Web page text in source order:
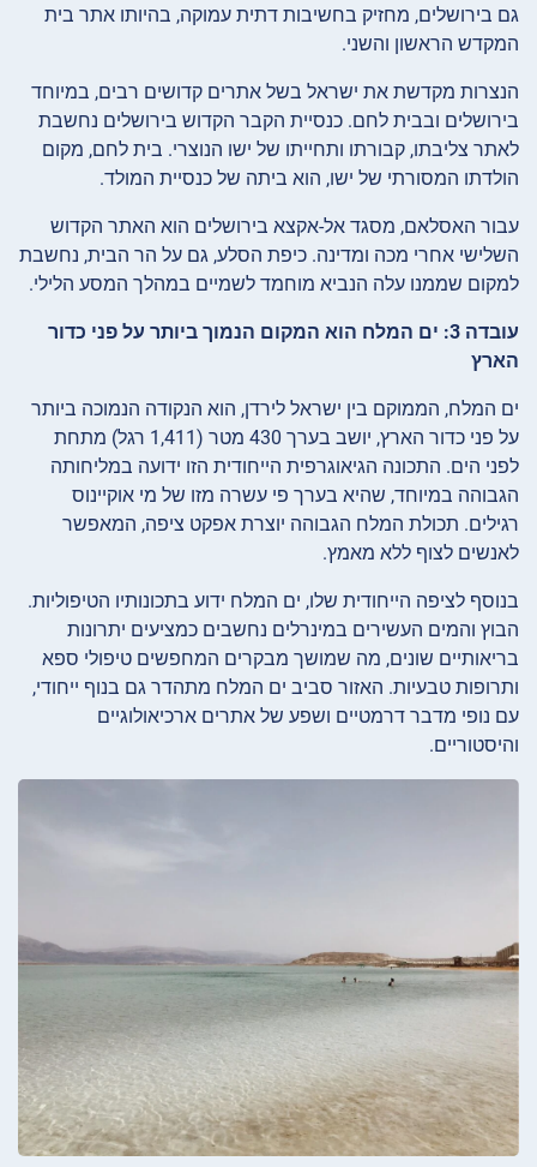
גם בירושלים, מחזיק בחשיבות דתית עמוקה, בהיותו אתר בית
המקדש הראשון והשני.
הנצרות מקדשת את ישראל בשל אתרים קדושים רבים, במיוחד
בירושלים ובבית לחם. כנסיית הקבר הקדוש בירושלים נחשבת
לאתר צליבתו, קבורתו ותחייתו של ישו הנוצרי. בית לחם, מקום
הולדתו המסורתי של ישו, הוא ביתה של כנסיית המולד.
עבור האסלאם, מסגד אל-אקצא בירושלים הוא האתר הקדוש
השלישי אחרי מכה ומדינה. כיפת הסלע, גם על הר הבית, נחשבת
למקום שממנו עלה הנביא מוחמד לשמיים במהלך המסע הלילי.
עובדה 3: ים המלח הוא המקום הנמוך ביותר על פני כדור
הארץ
ים המלח, הממוקם בין ישראל לירדן, הוא הנקודה הנמוכה ביותר
על פני כדור הארץ, יושב בערך 430 מטר (1,411 רגל) מתחת
לפני הים. התכונה הגיאוגרפית הייחודית הזו ידועה במליחותה
הגבוהה במיוחד, שהיא בערך פי עשרה מזו של מי אוקיינוס
רגילים. תכולת המלח הגבוהה יוצרת אפקט ציפה, המאפשר
לאנשים לצוף ללא מאמץ.
בנוסף לציפה הייחודית שלו, ים המלח ידוע בתכונותיו הטיפוליות.
הבוץ והמים העשירים במינרלים נחשבים כמציעים יתרונות
בריאותיים שונים, מה שמושך מבקרים המחפשים טיפולי ספא
ותרופות טבעיות. האזור סביב ים המלח מתהדר גם בנוף ייחודי,
עם נופי מדבר דרמטיים ושפע של אתרים ארכיאולוגיים
והיסטוריים.